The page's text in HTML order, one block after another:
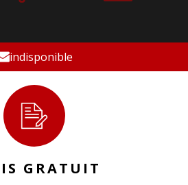
indisponible
GRATUIT